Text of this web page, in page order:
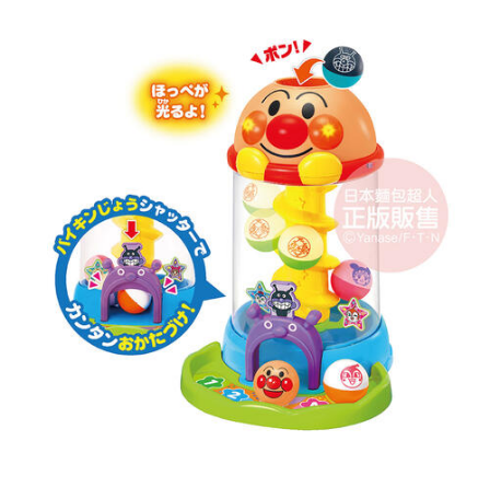
嬰兒及兒童汽車座椅
餵哺及嬰兒食品
健康及安全用品
幼兒護理、傢俬及睡眠用品